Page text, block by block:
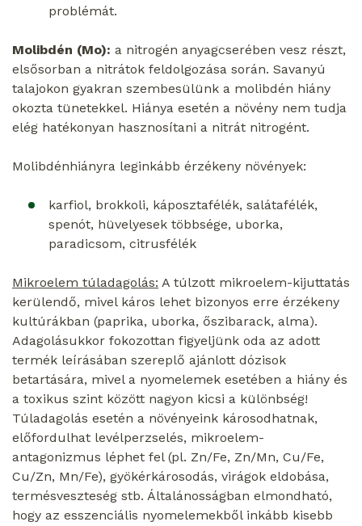
problémát.
Molibdén (Mo): a nitrogén anyagcserében vesz részt,
elsősorban a nitrátok feldolgozása során. Savanyú
talajokon gyakran szembesülünk a molibdén hiány
okozta tünetekkel. Hiánya esetén a növény nem tudja
elég hatékonyan hasznosítani a nitrát nitrogént.
Molibdénhiányra leginkább érzékeny növények:
karfiol, brokkoli, káposztafélék, salátafélék,
spenót, hüvelyesek többsége, uborka,
paradicsom, citrusfélék
Mikroelem túladagolás: A túlzott mikroelem-kijuttatás
kerülendő, mivel káros lehet bizonyos erre érzékeny
kultúrákban (paprika, uborka, őszibarack, alma).
Adagolásukkor fokozottan figyeljünk oda az adott
termék leírásában szereplő ajánlott dózisok
betartására, mivel a nyomelemek esetében a hiány és
a toxikus szint között nagyon kicsi a különbség!
Túladagolás esetén a növényeink károsodhatnak,
előfordulhat levélperzselés, mikroelem-
antagonizmus léphet fel (pl. Zn/Fe, Zn/Mn, Cu/Fe,
Cu/Zn, Mn/Fe), gyökérkárosodás, virágok eldobása,
termésveszteség stb. Általánosságban elmondható,
hogy az esszenciális nyomelemekből inkább kisebb